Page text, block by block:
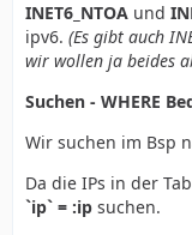
INET6_NTOA und
ipv6. (Es gibt auch
wir wollen ja beides
Suchen - WHERE
Wir suchen im Bsp
Da die IPs in der
`ip` = :ip suchen.